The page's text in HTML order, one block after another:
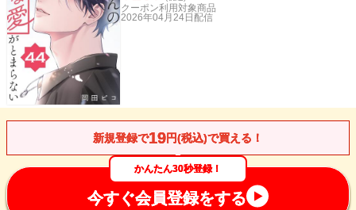
クーポン利用対象商品
2026年04月24日 配信
新規登録で19円(税込)で買える！
かんたん30秒登録！
今すぐ会員登録をする